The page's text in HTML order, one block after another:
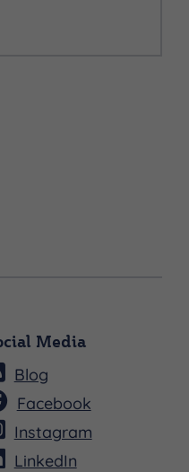
Media
Blog
Facebook
Instagram
LinkedIn